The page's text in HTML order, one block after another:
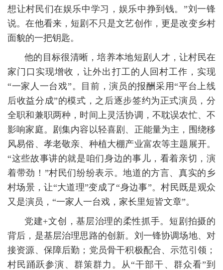
想让村民们在娱乐中学习，娱乐中挣到钱。”刘一锋
说。在他看来，短剧不只是文艺创作，更是改变乡村
面貌的一把钥匙。
他的目标很清晰，培养本地短剧人才，让村民在
家门口实现增收，让外出打工的人回村工作，实现
“一家人一台戏”。目前，演员的报酬采用“平台上线
后收益分成”的模式，之后逐步签约为正式演员，分
全职和兼职两种，时间上灵活协调，不耽误农忙、不
影响家庭。剧集内容以轻喜剧、正能量为主，围绕移
风易俗、孝老敬亲、种植大棚产业富农等主题展开。
“这些故事讲的就是咱们身边的事儿，看着亲切，演
着带劲！”村民们纷纷表示。地道的方言、真实的乡
村场景，让“大道理”变成了“身边事”。村民既是观众
又是演员，“一家人一台戏，家长里短皆文章”。
党建+文创，基层治理的柔性抓手。短剧拍摄的
背后，是基层治理思路的创新。刘一锋协调场地、对
接资源、保障后勤；党员骨干积极配合、示范引领；
村民踊跃参演、群策群力。从“干部干、群众看”到